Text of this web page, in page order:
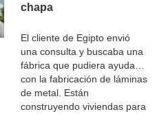
quedará en China durante 1-
algunos proyectos.
chapa
El cliente de Egipto envió
una consulta y buscaba una
fábrica que pudiera ayudar
con la fabricación de láminas
de metal. Están
construyendo viviendas para